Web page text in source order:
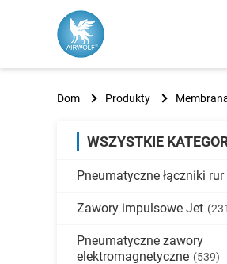
Dom Produkty
WSZYSTKIE
Pneumatyczne łączniki rur
Zawory impulsowe Jet
Pneumatyczne zawory
elektromagnetyczne (539)